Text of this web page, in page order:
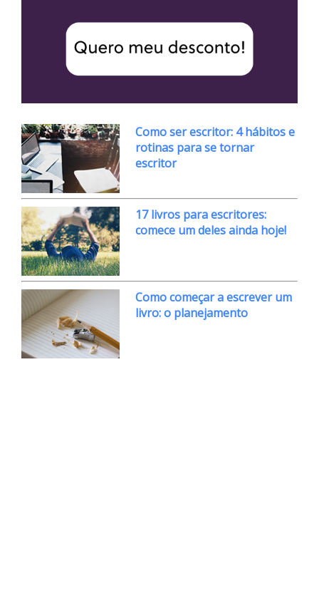
Como ser escritor: 4 hábitos e
rotinas para se tornar
escritor
17 livros para escritores:
comece um deles ainda hoje!
Como começar a escrever um
livro: o planejamento